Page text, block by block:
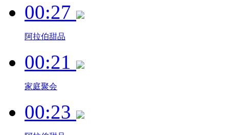
00:27
阿拉伯甜品
00:21
家庭聚会
00:23